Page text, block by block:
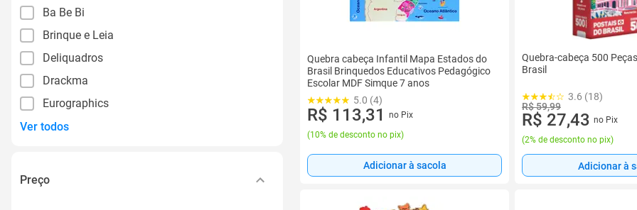
Ba Be Bi
Brinque e Leia
Deliquadros
Drackma
Eurographics
Ver todos
Preço
Quebra cabeça Infantil Mapa Estados do
Brasil Brinquedos Educativos Pedagógico
Escolar MDF Simque 7 anos
5.0 (4)
R$ 113,31
no Pix
(10% de desconto no pix)
Adicionar à sacola
Quebra-cabeça 500
Brasil
3.6 (18)
R$ 59,99
R$ 27,43 no Pix
(2% de desconto no pix)
Adicionar à